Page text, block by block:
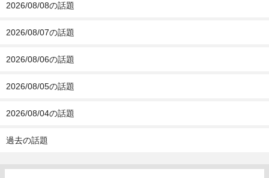
2026/08/08の話題
2026/08/07の話題
2026/08/06の話題
2026/08/05の話題
2026/08/04の話題
過去の話題